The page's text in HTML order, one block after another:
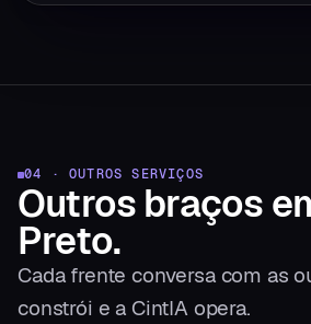
04 · OUTROS SERVIÇOS
Outros braços
Preto.
Cada frente conversa com as
constrói e a CintIA opera.